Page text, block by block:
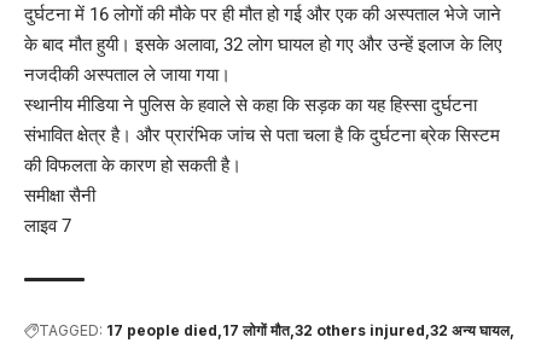
दुर्घटना में 16 लोगों की मौके पर ही मौत हो गई और एक की अस्पताल भेजे जाने
के बाद मौत हुयी। इसके अलावा, 32 लोग घायल हो गए और उन्हें इलाज के लिए
नजदीकी अस्पताल ले जाया गया।
स्थानीय मीडिया ने पुलिस के हवाले से कहा कि सड़क का यह हिस्सा दुर्घटना
संभावित क्षेत्र है। और प्रारंभिक जांच से पता चला है कि दुर्घटना ब्रेक सिस्टम
की विफलता के कारण हो सकती है।
समीक्षा सैनी
लाइव 7
TAGGED: 17 people died 17 लोगों मौत 32 others injured 32 अन्य घायल